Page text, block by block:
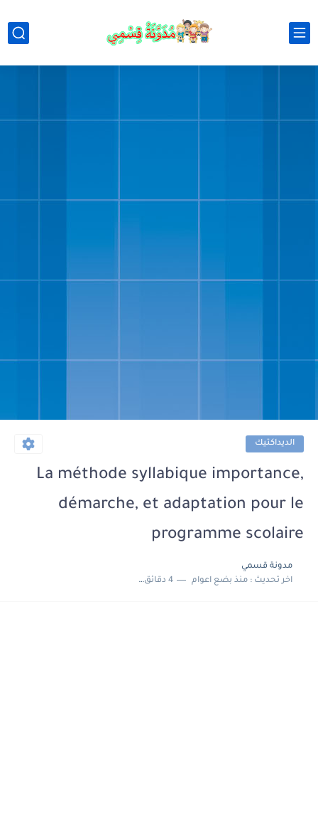
الديداكتيك
La méthode syllabique importance,
démarche, et adaptation pour le
programme scolaire
مدونة قسمي
اخر تحديث :منذ بضع اعوام 4 دقائق للقراءة